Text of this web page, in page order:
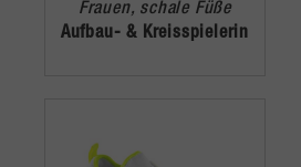
Frauen, schale Füße
Aufbau- & Kreisspielerin